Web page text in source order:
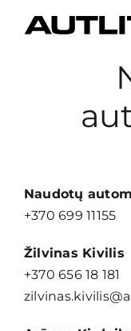
Nauji MG
Naudotų
+370 699 11155
Žilvinas Kivilis
+370 656 18 181